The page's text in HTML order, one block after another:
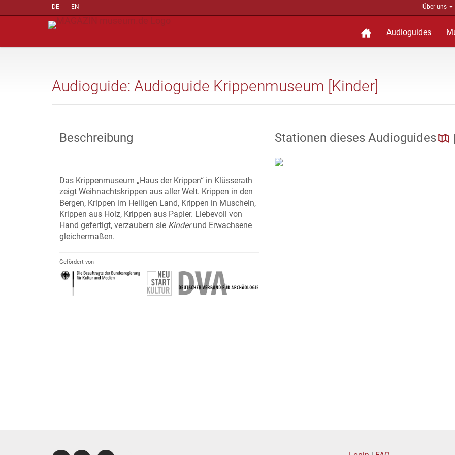
DE EN Über uns
Audioguides
Audioguide: Audioguide Krippenmuseum [Kinder]
Beschreibung
Das Krippenmuseum „Haus der Krippen“ in Klüsserath
zeigt Weihnachtskrippen aus aller Welt. Krippen in den
Bergen, Krippen im Heiligen Land, Krippen in Muscheln,
Krippen aus Holz, Krippen aus Papier. Liebevoll von
Hand gefertigt, verzaubern sie Kinderund Erwachsene
gleichermaßen.
Gefördert von
Stationen dieses Audioguides |